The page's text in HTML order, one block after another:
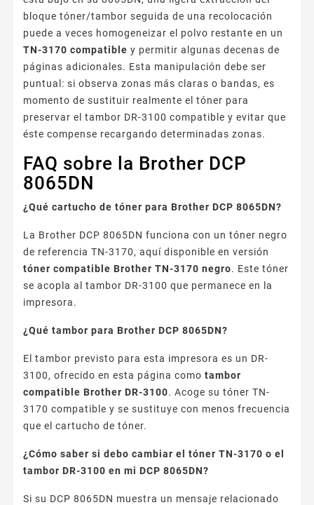
bloque tóner/tambor seguida de una recolocación
puede a veces homogeneizar el polvo restante en un
TN-3170 compatible y permitir algunas decenas de
páginas adicionales. Esta manipulación debe ser
puntual: si observa zonas más claras o bandas, es
momento de sustituir realmente el tóner para
preservar el tambor DR-3100 compatible y evitar que
éste compense recargando determinadas zonas.
FAQ sobre la Brother DCP
8065DN
¿Qué cartucho de tóner para Brother DCP 8065DN?
La Brother DCP 8065DN funciona con un tóner negro
de referencia TN-3170, aquí disponible en versión
tóner compatible Brother TN-3170 negro. Este tóner
se acopla al tambor DR-3100 que permanece en la
impresora.
¿Qué tambor para Brother DCP 8065DN?
El tambor previsto para esta impresora es un DR-
3100, ofrecido en esta página como tambor
compatible Brother DR-3100. Acoge su tóner TN-
3170 compatible y se sustituye con menos frecuencia
que el cartucho de tóner.
¿Cómo saber si debo cambiar el tóner TN-3170 o el
tambor DR-3100 en mi DCP 8065DN?
Si su DCP 8065DN muestra un mensaje relacionado